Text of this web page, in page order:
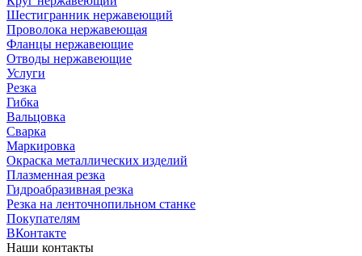
Шестигранник нержавеющий
Проволока нержавеющая
Фланцы нержавеющие
Отводы нержавеющие
Услуги
Резка
Гибка
Вальцовка
Сварка
Маркировка
Окраска металлических изделий
Плазменная резка
Гидроабразивная резка
Резка на ленточнопильном станке
Покупателям
ВКонтакте
Наши контакты